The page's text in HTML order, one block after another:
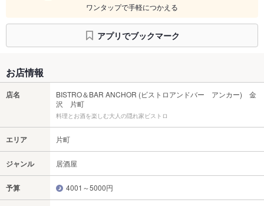
ワンタップで手軽につかえる
アプリでブックマーク
お店情報
店名
BISTRO＆BAR ANCHOR (ビストロアンドバー アンカー) 金
沢 片町
料理とお酒を楽しむ大人の隠れ家ビストロ
エリア 片町
ジャンル 居酒屋
予算 4001～5000円